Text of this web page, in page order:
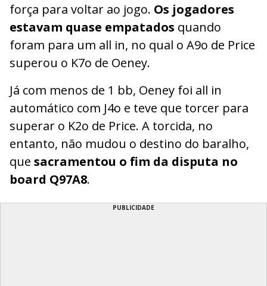
força para voltar ao jogo. Os jogadores
estavam quase empatados quando
foram para um all in, no qual o A9o de Price
superou o K7o de Oeney.
Já com menos de 1 bb, Oeney foi all in
automático com J4o e teve que torcer para
superar o K2o de Price. A torcida, no
entanto, não mudou o destino do baralho,
que sacramentou o fim da disputa no
board Q97A8.
PUBLICIDADE